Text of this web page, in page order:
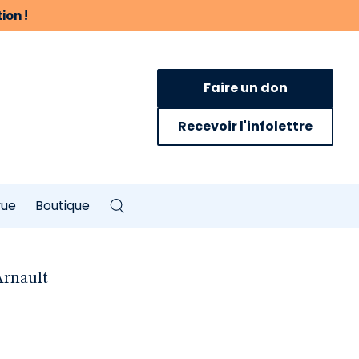
!
Faire un don
Recevoir l'infolettre
Boutique